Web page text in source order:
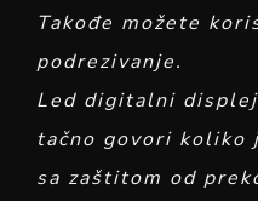
Takođe možete
podrezivanje.
Led digitalni
tačno govori koliko
sa zaštitom od